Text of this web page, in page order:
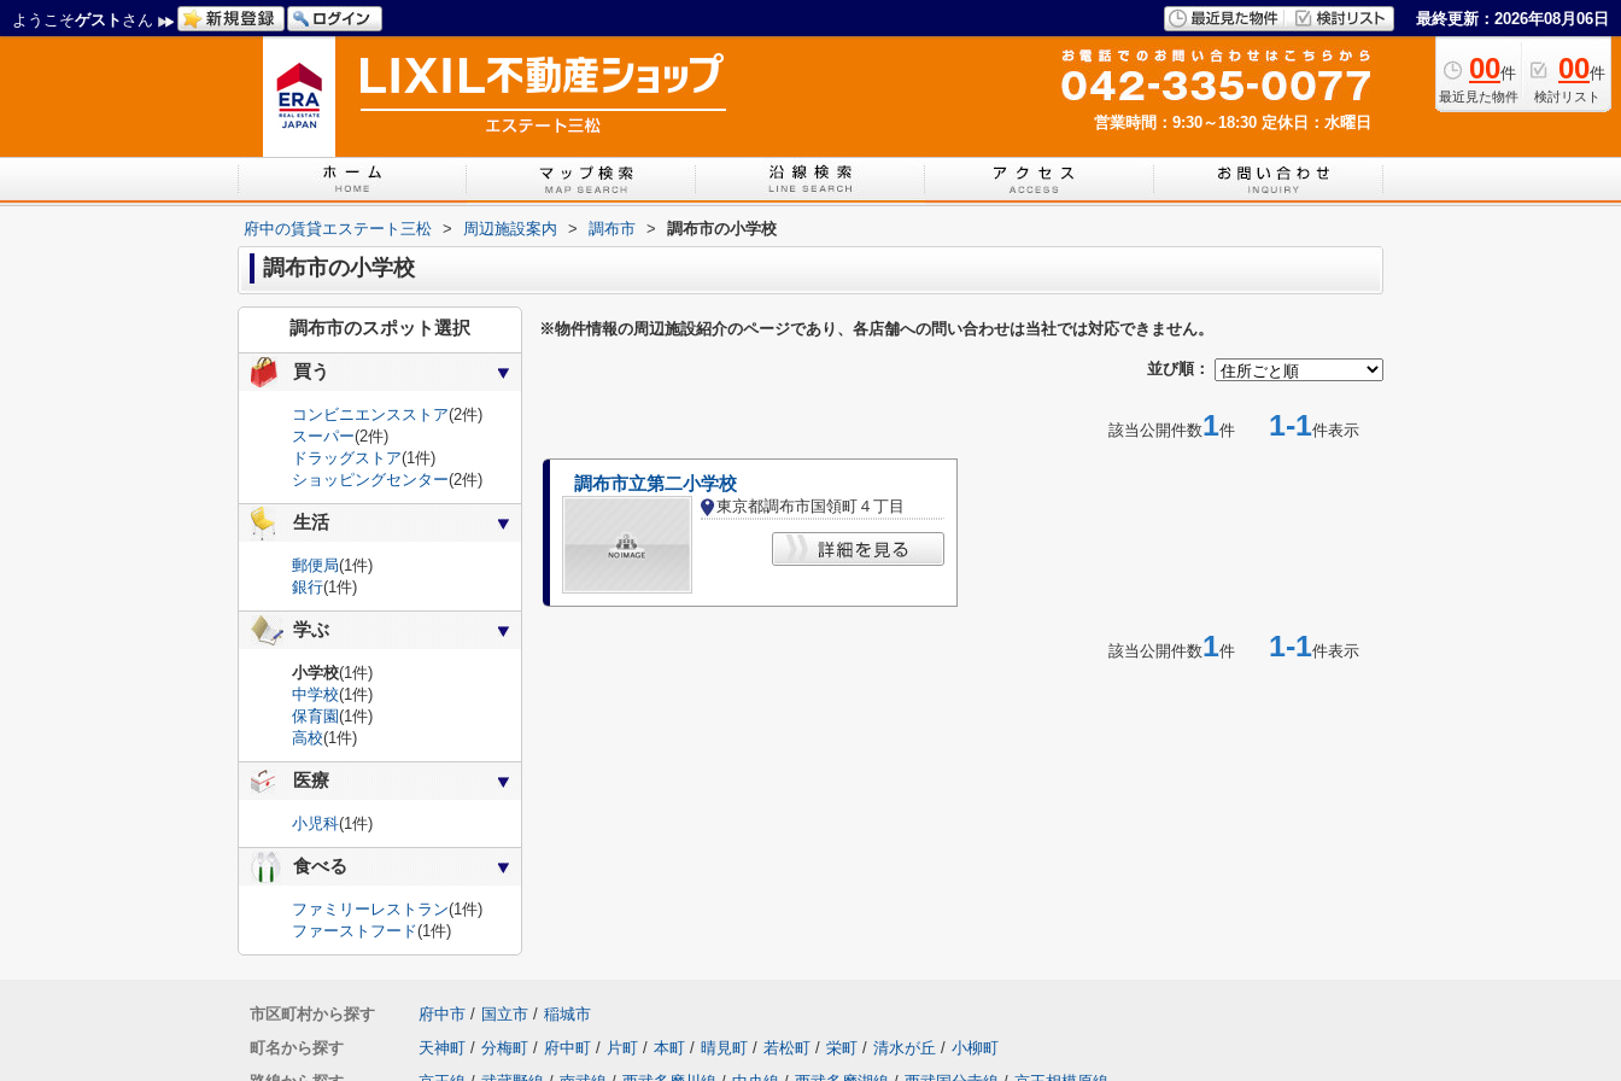
ようこそゲスト さん 最終更新：2026年08月06日
00件
最近見た物件
00件
検討リスト
営業時間：9:30～18:30 定休日：水曜日
府中の賃貸エステート三松 > 周辺施設案内 > 調布市 > 調布市の小学校
調布市の小学校
※物件情報の周辺施設紹介のページであり、各店舗への問い合わせは当社では対応できません。
並び順：
該当公開件数1件 1-1件表示
調布市立第二小学校
東京都調布市国領町４丁目
該当公開件数1件 1-1件表示
調布市のスポット選択
買う
コンビニエンスストア(2件)
スーパー(2件)
ドラッグストア(1件)
ショッピングセンター(2件)
生活
郵便局(1件)
銀行(1件)
学ぶ
小学校(1件)
中学校(1件)
保育園(1件)
高校(1件)
医療
小児科(1件)
食べる
ファミリーレストラン(1件)
ファーストフード(1件)
市区町村から探す 府中市 / 国立市 / 稲城市
町名から探す
天神町 / 分梅町 / 府中町 / 片町 / 本町 / 晴見町 / 若松町 / 栄町 / 清水が丘 / 小柳町